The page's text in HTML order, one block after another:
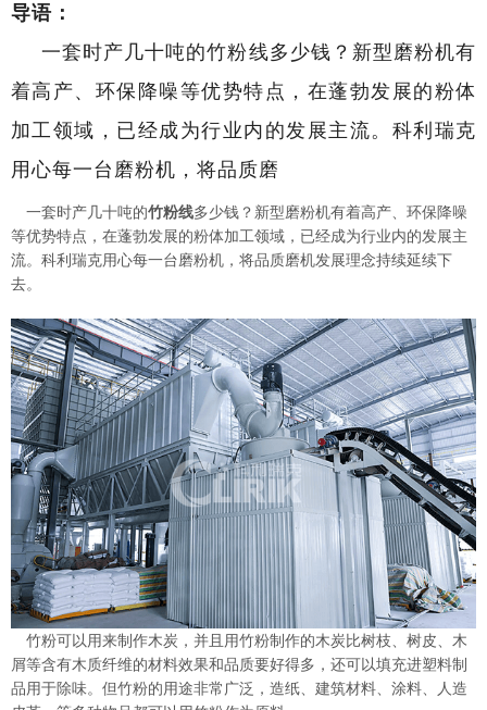
导语：
一套时产几十吨的竹粉线多少钱？新型磨粉机有
着高产、环保降噪等优势特点，在蓬勃发展的粉体
加工领域，已经成为行业内的发展主流。科利瑞克
用心每一台磨粉机，将品质磨
一套时产几十吨的竹粉线多少钱？ 新型磨粉机有着高产、环保降噪
等优势特点，在蓬勃发展的粉体加工领域，已经成为行业内的发展主
流。科利瑞克用心每一台磨粉机，将品质磨机发展理念持续延续下
去。
竹粉可以用来制作木炭，并且用竹粉制作的木炭比树枝、树皮、木
屑等含有木质纤维的材料效果和品质要好得多，还可以填充进塑料制
品用于除味。但竹粉的用途非常广泛，造纸、建筑材料、涂料、人造